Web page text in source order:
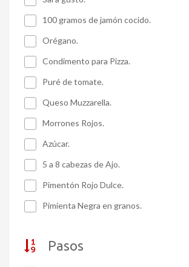
100 gramos de jamón cocido.
Orégano.
Condimento para Pizza.
Puré de tomate.
Queso Muzzarella.
Morrones Rojos.
Azúcar.
5 a 8 cabezas de Ajo.
Pimentón Rojo Dulce.
Pimienta Negra en granos.
Pasos